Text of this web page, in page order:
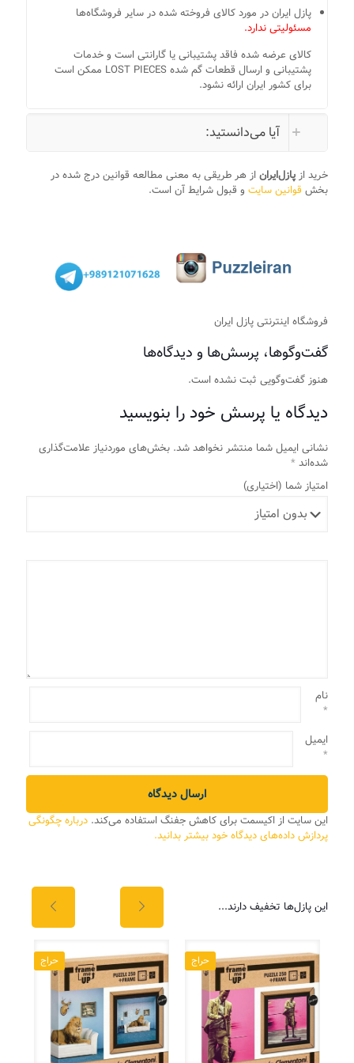
پازل ایران در مورد کالای فروخته شده در سایر فروشگاه‌ها
مسئولیتی ندارد.
کالای عرضه شده فاقد پشتیبانی یا گارانتی است و خدمات
پشتیبانی و ارسال قطعات گم شده LOST PIECES ممکن است
برای کشور ایران ارائه نشود.
آیا می‌دانستید:
خرید از پازل‌ایران از هر طریقی به معنی مطالعه قوانین درج شده در
بخش قوانین سایت و قبول شرایط آن است.
فروشگاه اینترنتی پازل ایران
گفت‌وگوها، پرسش‌ها و دیدگاه‌ها
هنوز گفت‌وگویی ثبت نشده است.
دیدگاه یا پرسش خود را بنویسید
نشانی ایمیل شما منتشر نخواهد شد. بخش‌های موردنیاز علامت‌گذاری
شده‌اند *
امتیاز شما (اختیاری)
نام
*
ایمیل
*
این سایت از اکیسمت برای کاهش جفنگ استفاده می‌کند. درباره چگونگی
پردازش داده‌های دیدگاه خود بیشتر بدانید.
این پازل‌ها تخفیف دارند...
حراج حراج